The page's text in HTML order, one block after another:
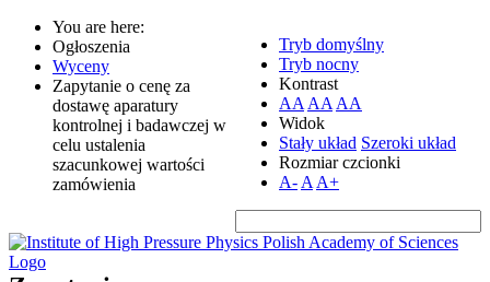
Tryb domyślny
Tryb nocny
Kontrast
AA AA AA
Widok
Stały układ Szeroki układ
Rozmiar czcionki
A- A A+
You are here:
Ogłoszenia
Wyceny
Zapytanie o cenę za
dostawę aparatury
kontrolnej i badawczej w
celu ustalenia
szacunkowej wartości
zamówienia